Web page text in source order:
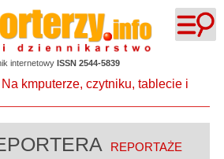
internetowy ISSN 2544-5839
reportaże